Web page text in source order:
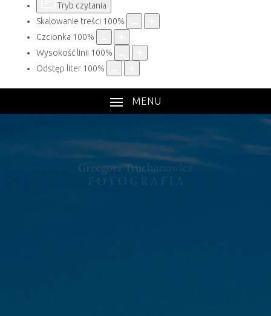
Tryb czytania
Skalowanie treści 100%
Czcionka 100%
Wysokość linii 100%
Odstęp liter 100%
MENU